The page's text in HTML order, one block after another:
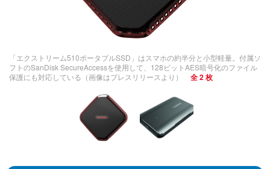
「エクストリーム510ポータブルSSD」はスマホの約半分と小型軽量。付属ソ
フトのSanDisk SecureAccessを使用して、128ビットAES暗号化のファイル
保護にも対応している（画像はプレスリリースより）
全 2 枚